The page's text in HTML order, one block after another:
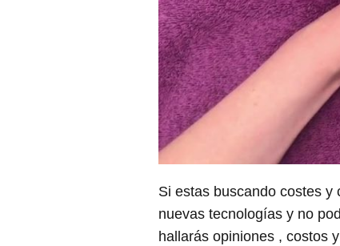
Si estas buscando costes y
nuevas tecnologías y no
hallarás opiniones , costos